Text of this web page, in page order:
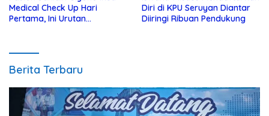
Medical Check Up Hari
Pertama, Ini Urutan
Diri di KPU Seruyan Diantar
Diiringi Ribuan Pendukung
Berita Terbaru